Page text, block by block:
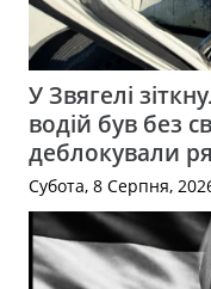
У Звягелі
водій був без
деблокували
Субота, 8 Серпня,